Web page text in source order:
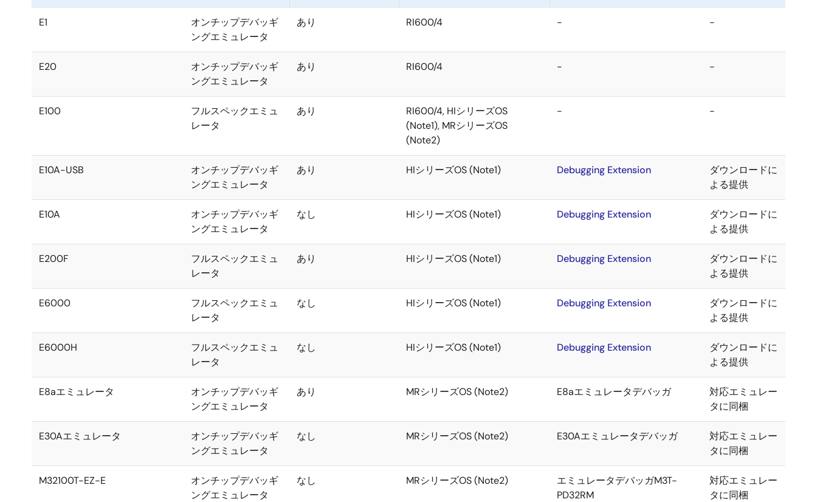
E1
オンチップデバッギ
ングエミュレータ
あり RI600/4 - -
E20
オンチップデバッギ
ングエミュレータ
あり RI600/4 - -
E100
フルスペックエミュ
レータ
あり
RI600/4, HIシリーズOS
(Note1), MRシリーズOS
(Note2)
- -
E10A-USB
オンチップデバッギ
ングエミュレータ
あり HIシリーズOS (Note1) Debugging Extension
ダウンロードに
よる提供
E10A
オンチップデバッギ
ングエミュレータ
なし HIシリーズOS (Note1) Debugging Extension
ダウンロードに
よる提供
E200F
フルスペックエミュ
レータ
あり HIシリーズOS (Note1) Debugging Extension
ダウンロードに
よる提供
E6000
フルスペックエミュ
レータ
なし HIシリーズOS (Note1) Debugging Extension
ダウンロードに
よる提供
E6000H
フルスペックエミュ
レータ
なし HIシリーズOS (Note1) Debugging Extension
ダウンロードに
よる提供
E8aエミュレータ
オンチップデバッギ
ングエミュレータ
あり MRシリーズOS (Note2) E8aエミュレータデバッガ
対応エミュレー
タに同梱
E30Aエミュレータ
オンチップデバッギ
ングエミュレータ
なし MRシリーズOS (Note2) E30Aエミュレータデバッガ
対応エミュレー
タに同梱
M32100T-EZ-E
オンチップデバッギ
ングエミュレータ
なし MRシリーズOS (Note2)
エミュレータデバッガM3T-
PD32RM
対応エミュレー
タに同梱